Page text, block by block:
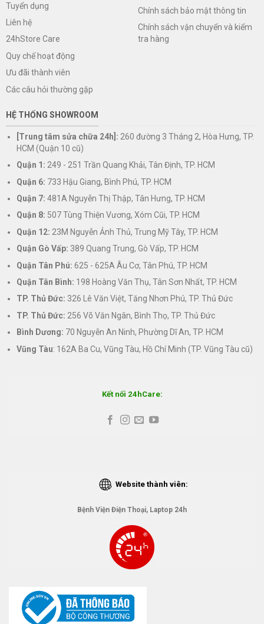
Tuyển dụng
Liên hệ
24hStore Care
Quy chế hoạt động
Ưu đãi thành viên
Các câu hỏi thường gặp
Chính sách bảo mật thông tin
Chính sách vận chuyển và kiểm
tra hàng
HỆ THỐNG SHOWROOM
[Trung tâm sửa chữa 24h]: 260 đường 3 Tháng 2, Hòa Hưng, TP.
HCM (Quận 10 cũ)
Quận 1: 249 - 251 Trần Quang Khải, Tân Định, TP. HCM
Quận 6: 733 Hậu Giang, Bình Phú, TP. HCM
Quận 7: 481A Nguyễn Thị Thập, Tân Hưng, TP. HCM
Quận 8: 507 Tùng Thiện Vương, Xóm Cũi, TP. HCM
Quận 12: 23M Nguyễn Ảnh Thủ, Trung Mỹ Tây, TP. HCM
Quận Gò Vấp: 389 Quang Trung, Gò Vấp, TP. HCM
Quận Tân Phú: 625 - 625A Âu Cơ, Tân Phú, TP. HCM
Quận Tân Bình: 198 Hoàng Văn Thụ, Tân Sơn Nhất, TP. HCM
TP. Thủ Đức: 326 Lê Văn Việt, Tăng Nhơn Phú, TP. Thủ Đức
TP. Thủ Đức: 256 Võ Văn Ngân, Bình Thọ, TP. Thủ Đức
Bình Dương: 70 Nguyễn An Ninh, Phường Dĩ An, TP. HCM
Vũng Tàu: 162A Ba Cu, Vũng Tàu, Hồ Chí Minh (TP. Vũng Tàu cũ)
Kết nối 24hCare:
Website thành viên:
Bệnh Viện Điện Thoại, Laptop 24h